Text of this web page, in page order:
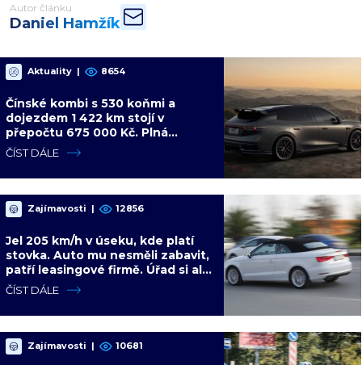
Autor článku
Daniel Hamžík
Aktuality | 8654
Čínské kombi s 530 koňmi a
dojezdem 1 422 km stojí v
přepočtu 675 000 Kč. Plná
výbava je v ceně, VW a BMW mají
problém
ČÍST DÁLE
Zajímavosti | 12856
Jel 205 km/h v úseku, kde platí
stovka. Auto mu nesměli zabavit,
patří leasingové firmě. Úřad si ale
poradil jinak
ČÍST DÁLE
Zajímavosti | 10681